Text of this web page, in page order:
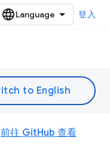
登入
前往 GitHub 查看